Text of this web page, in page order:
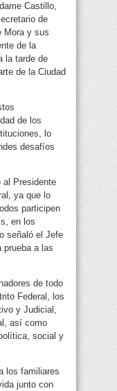
Castillo,
de
Mora y sus
de la
la tarde de
de la Ciudad
de los
lo
desafíos
al Presidente
ya que lo
participen
en los
señaló el Jefe
prueba a las
de todo
Federal, los
y Judicial,
así como
social y
los familiares
junto con